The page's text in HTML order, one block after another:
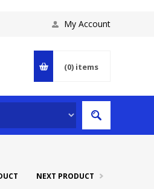
My Account
(0) items
NEXT PRODUCT